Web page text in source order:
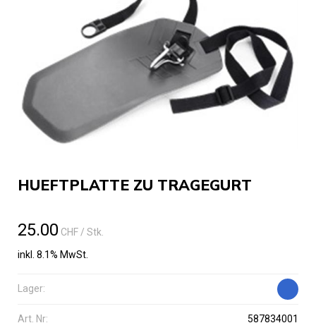
HUEFTPLATTE ZU TRAGEGURT
25.00 CHF/ Stk.
inkl. 8.1% MwSt.
Lager:
Art. Nr: 587834001